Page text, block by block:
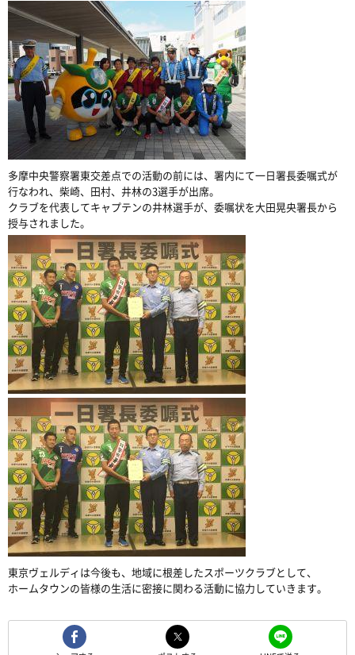
多摩中央警察署東交差点での活動の前には、署内にて一日署長委嘱式が
行なわれ、柴崎、田村、井林の3選手が出席。
クラブを代表してキャプテンの井林選手が、委嘱状を大田晃央署長から
授与されました。
東京ヴェルディは今後も、地域に根差したスポーツクラブとして、
ホームタウンの皆様の生活に密接に関わる活動に協力していきます。